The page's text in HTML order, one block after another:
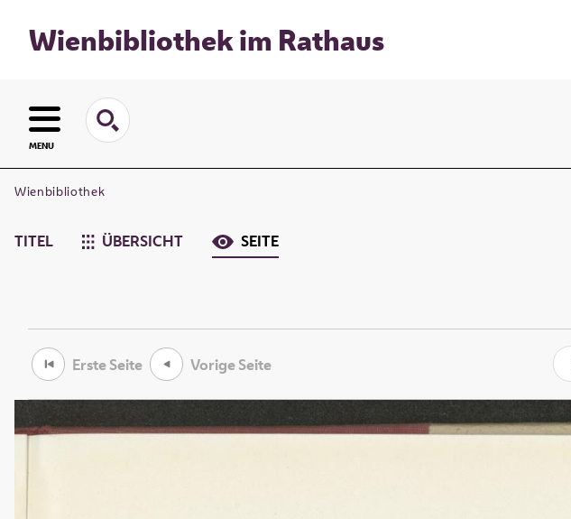
Wienbibliothek im Rathaus
MENU
Wienbibliothek
TITEL ÜBERSICHT SEITE
Erste Seite Vorige Seite